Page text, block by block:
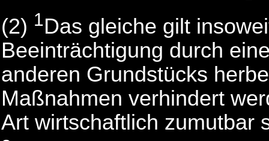
(2) 1Das gleiche gilt
Beeinträchtigung durch
anderen Grundstücks
Maßnahmen verhindert
Art wirtschaftlich zumutbar